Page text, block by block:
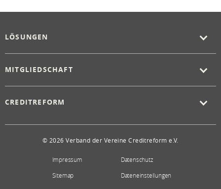
LÖSUNGEN
MITGLIEDSCHAFT
CREDITREFORM
© 2026 Verband der Vereine Creditreform e.V.
Impressum
Datenschutz
Sitemap
Dateneinstellungen